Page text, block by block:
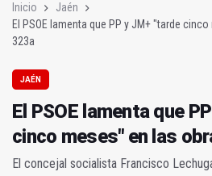
Inicio
Jaén
El PSOE lamenta que PP y JM+ "tarde
323a
JAÉN
El PSOE lamenta que
cinco meses" en las
El concejal socialista Francisco